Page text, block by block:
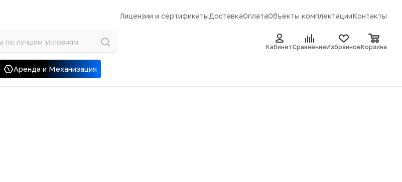
Лицензии и сертификатыДоставкаОплатаОбъекты комплектацииКонтакты
КабинетСравнениеИзбранноеКорзина
Аренда и Механизация